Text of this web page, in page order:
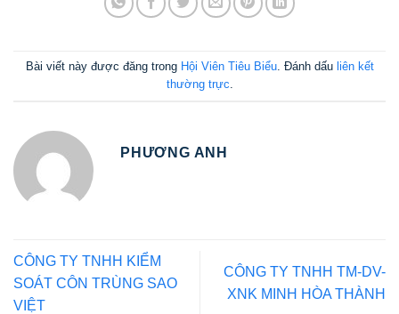
Bài viết này được đăng trong Hội Viên Tiêu Biểu. Đánh dấu liên kết
thường trực
PHƯƠNG ANH
CÔNG TY TNHH KIỂM
SOÁT CÔN TRÙNG SAO
VIỆT
CÔNG TY TNHH TM-DV-
XNK MINH HÒA THÀNH